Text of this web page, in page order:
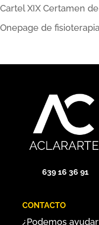
Cartel XIX Certamen
Onepage de
639 16 36 91
CONTACTO
¿Podemos